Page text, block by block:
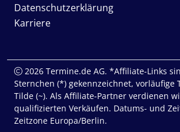
Datenschutzerklärung
Karriere
2026 Termine.de AG. *Affiliate-Links
Sternchen (*) gekennzeichnet, vorläufige
Tilde (~). Als Affiliate-Partner verdienen
qualifizierten Verkäufen. Datums- und
Zeitzone Europa/Berlin.